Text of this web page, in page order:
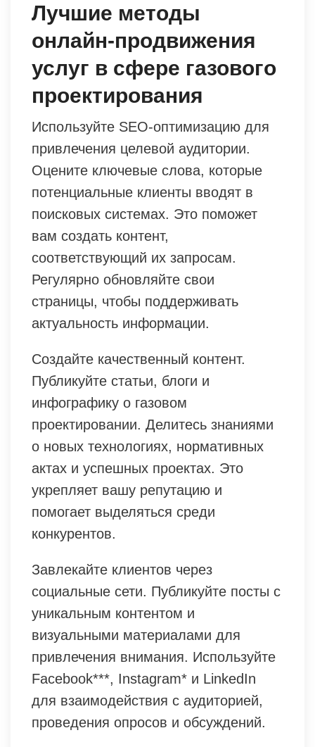
Лучшие методы
онлайн-продвижения
услуг в сфере газового
проектирования
Используйте SEO-оптимизацию для
привлечения целевой аудитории.
Оцените ключевые слова, которые
потенциальные клиенты вводят в
поисковых системах. Это поможет
вам создать контент,
соответствующий их запросам.
Регулярно обновляйте свои
страницы, чтобы поддерживать
актуальность информации.
Создайте качественный контент.
Публикуйте статьи, блоги и
инфографику о газовом
проектировании. Делитесь знаниями
о новых технологиях, нормативных
актах и успешных проектах. Это
укрепляет вашу репутацию и
помогает выделяться среди
конкурентов.
Завлекайте клиентов через
социальные сети. Публикуйте посты с
уникальным контентом и
визуальными материалами для
привлечения внимания. Используйте
Facebook***, Instagram* и LinkedIn
для взаимодействия с аудиторией,
проведения опросов и обсуждений.